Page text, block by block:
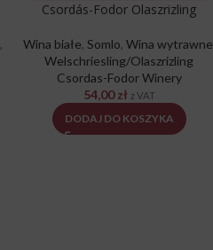
,
Csordás-Fodor Olaszrizling
Wina białe, Somlo, Wina wytrawne
Welschriesling/Olaszrizling
Csordas-Fodor Winery
54,00zł z VAT
DODAJ DO KOSZYKA